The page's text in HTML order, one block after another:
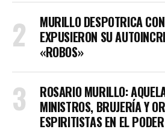
MURILLO DESPOTRICA
EXPUSIERON SU
«ROBOS»
ROSARIO MURILLO:
MINISTROS, BRUJERÍA Y
ESPIRITISTAS EN EL